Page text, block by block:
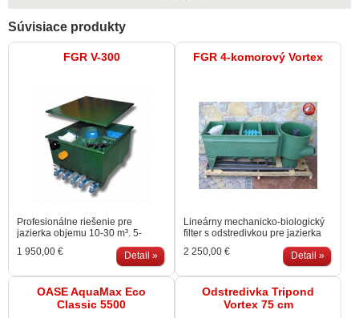
Súvisiace produkty
FGR V-300
Profesionálne riešenie pre
jazierka objemu 10-30 m³. 5-
komorový filter so stredovou
odstredivou komorou na
zachytenie mechanických
nečistôt. Odkaľovací ventil pre
každú vyspádovanú komoru.
Čerpadlové aj gravitačné použitie.
Materiál: tvrdený sklolaminát.
1 950,00 € Detail »
FGR 4-komorový Vortex
Lineárny mechanicko-biologický
filter s odstredivkou pre jazierka
objemu 12-35 m³. Odkaľovací
ventil pre každú vyspádovanú
Čerpadlové aj gravitačné použitie.
Materiál: tvrdený sklolaminát.
Cena bez náplní a veka.
2 250,00 € Detail »
OASE AquaMax Eco
Classic 5500
Odstredivka Tripond
Vortex 75 cm